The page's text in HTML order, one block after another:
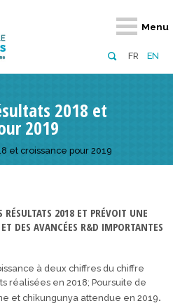
FR EN
Menu
Retour
Retour
régionaux
2018 et
2019
et croissance pour 2019
2018 ET PRÉVOIT UNE
DES AVANCÉES R&D IMPORTANTES
à deux chiffres du chiffre
réalisées en 2018; Poursuite de
et chikungunya attendue en 2019.